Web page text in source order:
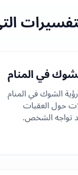
في المنام
الشوك في المنام
حول العقبات
تواجه الشخص.